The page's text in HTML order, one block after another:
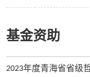
基金资助
2023年度青海省省级